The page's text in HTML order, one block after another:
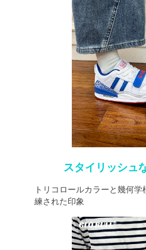
スタイリッシュ
トリコロールカラーと幾何
練された印象